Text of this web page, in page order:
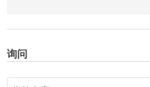
询问